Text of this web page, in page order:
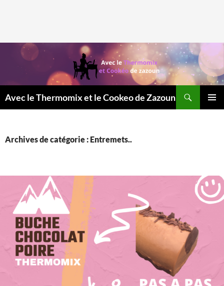
Avec le Thermomix et le Cookeo de Zazoun
Archives de catégorie : Entremets..